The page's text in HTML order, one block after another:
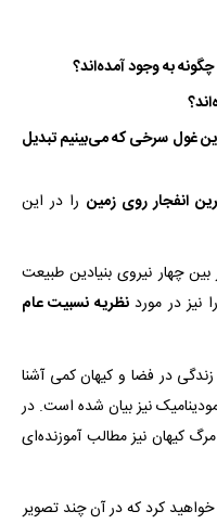
به وجود آمده‌اند؟
غول سرخی که می‌بینیم تبدیل
انفجار روی زمین را در این
چهار نیروی بنیادین طبیعت
نیز در موردنظریه نسبیت عام
در فضا و کیهان کمی آشنا
نیز بیان شده است. در
کیهان نیز مطالب آموزنده‌ای
خواهید کرد که در آن چند تصویر